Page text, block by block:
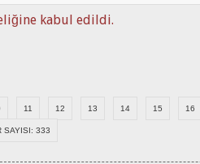
kabul edildi.
11 12 13 14 15 16
SAYISI: 333